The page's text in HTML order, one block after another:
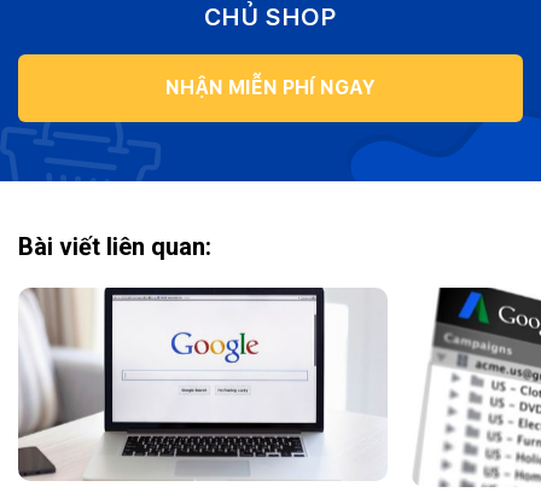
CHỦ SHOP
NHẬN MIỄN PHÍ NGAY
Bài viết liên quan: